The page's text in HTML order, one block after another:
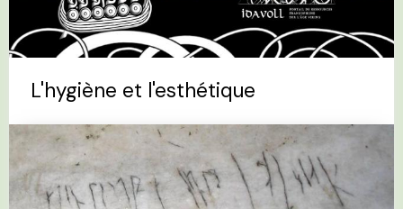
L'hygiène et l'esthétique